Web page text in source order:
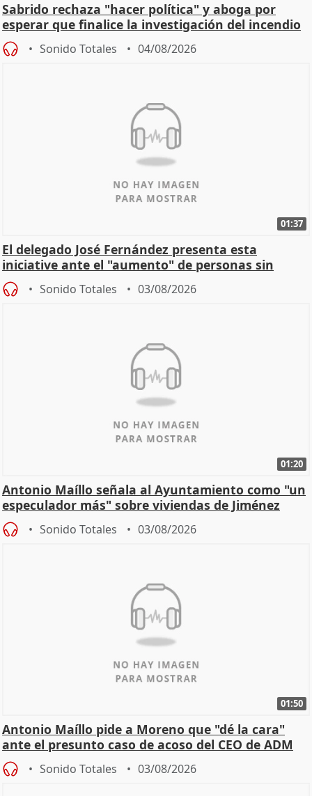
Sabrido rechaza "hacer política" y aboga por
esperar que finalice la investigación del incendio
Sonido Totales 04/08/2026
01:37
El delegado José Fernández presenta esta
iniciative ante el "aumento" de personas sin
hogar en Madri
Sonido Totales 03/08/2026
01:20
Antonio Maíllo señala al Ayuntamiento como "un
especulador más" sobre viviendas de Jiménez
Becerril
Sonido Totales 03/08/2026
01:50
Antonio Maíllo pide a Moreno que "dé la cara"
ante el presunto caso de acoso del CEO de ADM
Sonido Totales 03/08/2026